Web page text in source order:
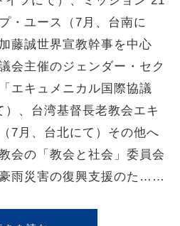
・ユース（7月、台南に
藤誠世界宣教幹事を中心
会主催のジェンダー・セク
エキュメニカル国際協議
、台湾基督長老教会エキ
7月、台北にて）その他へ
会の「教会と社会」委員会
雨災害の復興支援のた……